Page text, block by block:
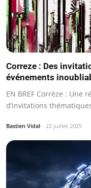
Correze : Des
événements
EN BREF Corrèze : Une
d’invitations
Bastien Vidal 22 juillet 2025